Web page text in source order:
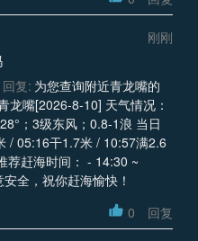
刚刚
回复: 为您查询附近青龙嘴的
龙嘴[2026-8-10] 天气情况：
；3级东风；0.8-1浪 当日
/ 05:16干1.7米 / 10:57满2.6
荐赶海时间： - 14:30 ~
全，祝你赶海愉快！
0 回复